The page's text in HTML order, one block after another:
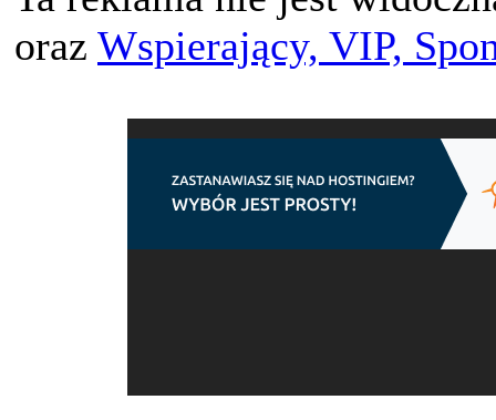
oraz Wspierający, VIP,